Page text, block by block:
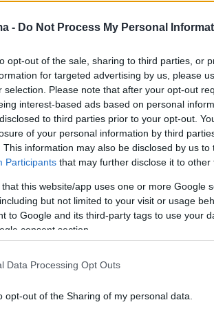
- Do Not Process My Personal
opt-out of the sale, sharing to third parties, or
for targeted advertising by us, please
selection. Please note that after your opt-out
interest-based ads based on personal
to third parties prior to your opt-out.
of your personal information by third
This information may also be disclosed by us
Participants that may further disclose it to other
that this website/app uses one or more Google
but not limited to your visit or usage
to Google and its third-party tags to use your
consent section.
Data Processing Opt Outs
opt-out of the Sharing of my personal data.
του «Russia
Η Δύση θα γίνει πάλι
από τη Μαργκαρίτα Σιμονιάν που
κρίση θα οδηγήσει στην άρση
από 20 εκατομμύρια τόνοι
στην Ουκρανία
του Twitter στο
Today και Sputnik
4